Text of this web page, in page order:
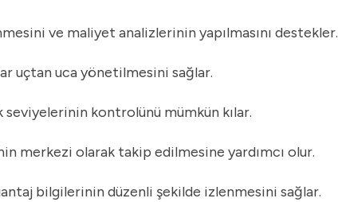
ve maliyet analizlerinin yapılmasını destekler.
uçtan uca yönetilmesini sağlar.
seviyelerinin kontrolünü mümkün kılar.
merkezi olarak takip edilmesine yardımcı olur.
bilgilerinin düzenli şekilde izlenmesini sağlar.